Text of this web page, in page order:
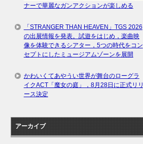
ナーで華麗なガンアクションが楽しめる
「STRANGER THAN HEAVEN」TGS 2026
の出展情報を発表。試遊をはじめ，楽曲映
像を体験できるシアター，5つの時代をコン
セプトにしたミュージアムゾーンを展開
かわいくてあやうい世界が舞台のローグラ
イクACT「魔女の庭」，8月28日に正式リリ
ース決定
アーカイブ